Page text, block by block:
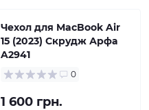
Чехол для MacBook Air
15 (2023) Скрудж Арфа
A2941
0
1 600 грн.